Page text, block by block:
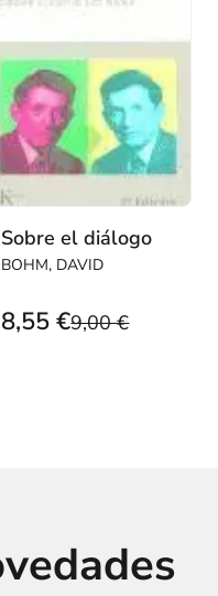
Sobre el diálogo
BOHM, DAVID
9,00 €
8,55 €